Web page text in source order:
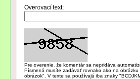
Overovací text:
Pre overenie, že komentár sa nepridáva
Písmená musíte zadávať rovnako ako na
obrázok". V texte sa používajú iba znaky